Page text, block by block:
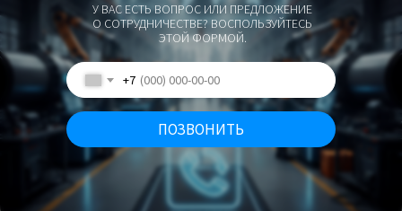
У ВАС ЕСТЬ ВОПРОС ИЛИ ПРЕДЛОЖЕНИЕ
О СОТРУДНИЧЕСТВЕ? ВОСПОЛЬЗУЙТЕСЬ
ЭТОЙ ФОРМОЙ.
+7
ПОЗВОНИТЬ